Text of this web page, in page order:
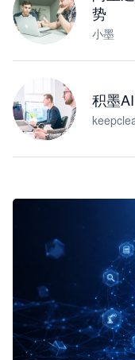
势
小墨
积墨